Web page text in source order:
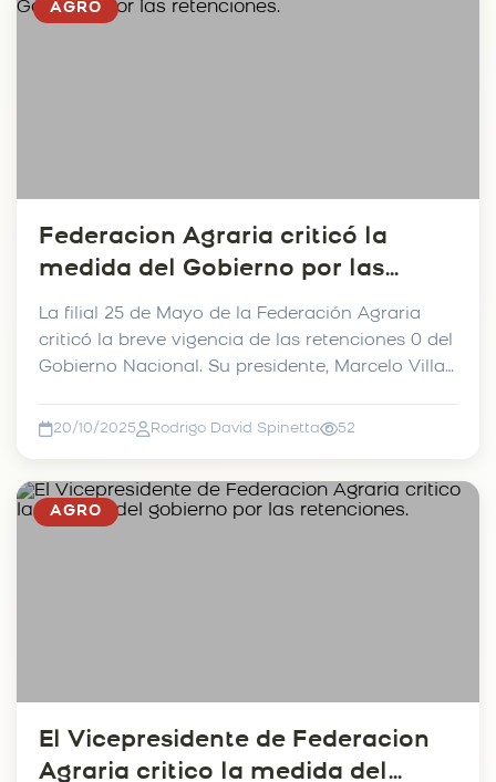
AGRO
Federacion Agraria criticó la
medida del Gobierno por las
retenciones.
La filial 25 de Mayo de la Federación Agraria
criticó la breve vigencia de las retenciones 0 del
Gobierno Nacional. Su presidente, Marcelo Villar,
20/10/2025 Rodrigo David Spinetta 52
AGRO
El Vicepresidente de Federacion
Agraria critico la medida del